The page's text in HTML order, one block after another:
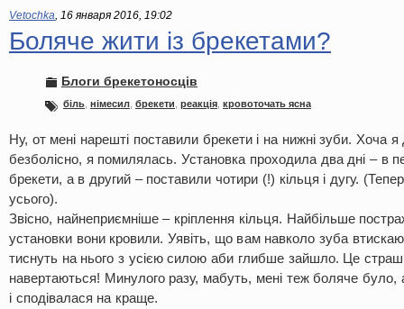
Vetochka, 16 января 2016, 19:02
Боляче жити із брекетами?
Блоги брекетоносців
біль німесил брекети реакція кровоточать ясна
Ну, от мені нарешті поставили брекети і на нижні зуби. Хоча
безболісно, я помилялась. Установка проходила два дні – в
брекети, а в другий – поставили чотири (!) кільця і дугу.
усього).
Звісно, найнеприємніше – кріплення кільця. Найбільше
установки вони кровили. Уявіть, що вам навколо зуба
тиснуть на нього з усією силою аби глибше зайшло. Це
навертаються! Минулого разу, мабуть, мені теж боляче
і сподівалася на краще.